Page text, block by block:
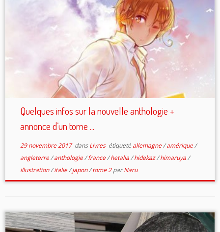
Quelques infos sur la nouvelle anthologie +
annonce d’un tome ...
29 novembre 2017dansLivres étiqueté allemagne/amérique/
angleterre/anthologie/france/hetalia/hidekaz/himaruya/
illustration/italie/japon/tome 2parNaru